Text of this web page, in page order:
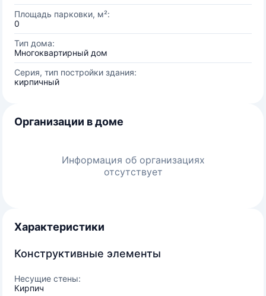
Площадь парковки, м²:
0
Тип дома:
Многоквартирный дом
Серия, тип постройки здания:
кирпичный
Организации в доме
Информация об организациях
отсутствует
Характеристики
Конструктивные элементы
Несущие стены:
Кирпич